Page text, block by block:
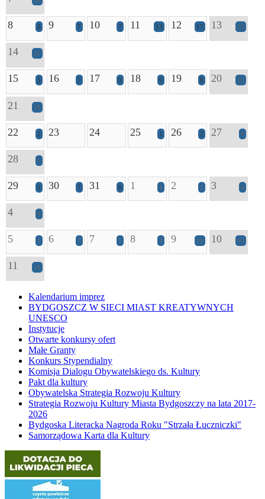
8 8 9 7 10 7 11 13 12 17 13 23
14 12
15 5 16 7 17 9 18 9 19 8 20 16
21 16
22 2 23 24 25 1 26 2 27 6
28 5
29 1 30 7 31 6 1 1 2 2 3 4
4 8
5 1 6 3 7 1 8 3 9 11 10 10
11 14
Kalendarium imprez
BYDGOSZCZ W SIECI MIAST KREATYWNYCH
UNESCO
Instytucje
Otwarte konkursy ofert
Małe Granty
Konkurs Stypendialny
Komisja Dialogu Obywatelskiego ds. Kultury
Pakt dla kultury
Obywatelska Strategia Rozwoju Kultury
Strategia Rozwoju Kultury Miasta Bydgoszczy na lata 2017-
2026
Bydgoska Literacka Nagroda Roku "Strzała Łuczniczki"
Samorządowa Karta dla Kultury